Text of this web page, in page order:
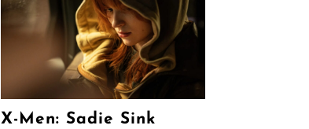
X-Men: Sadie Sink